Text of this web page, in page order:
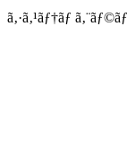
ã‚·ã‚¹ãƒ†ãƒ